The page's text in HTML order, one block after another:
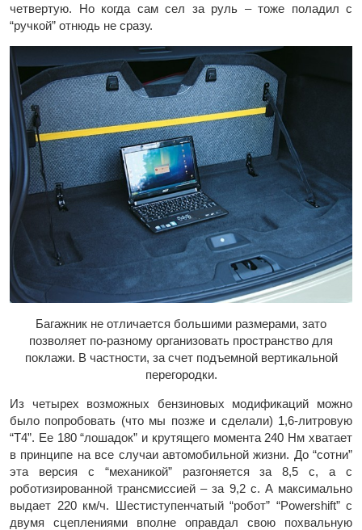
четвертую. Но когда сам сел за руль – тоже поладил с
“ручкой” отнюдь не сразу.
Багажник не отличается большими размерами, зато
позволяет по-разному организовать пространство для
поклажи. В частности, за счет подъемной вертикальной
перегородки.
Из четырех возможных бензиновых модификаций можно
было попробовать (что мы позже и сделали) 1,6-литровую
“Т4”. Ее 180 “лошадок” и крутящего момента 240 Нм хватает
в принципе на все случаи автомобильной жизни. До “сотни”
эта версия с “механикой” разгоняется за 8,5 с, а с
роботизированной трансмиссией – за 9,2 с. А максимально
выдает 220 км/ч. Шестиступенчатый “робот” “Powershift” с
двумя сцеплениями вполне оправдал свою похвальную